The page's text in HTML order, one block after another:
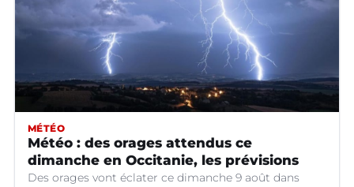
MÉTÉO
Météo : des orages attendus ce
dimanche en Occitanie, les prévisions
Des orages vont éclater ce dimanche 9 août dans